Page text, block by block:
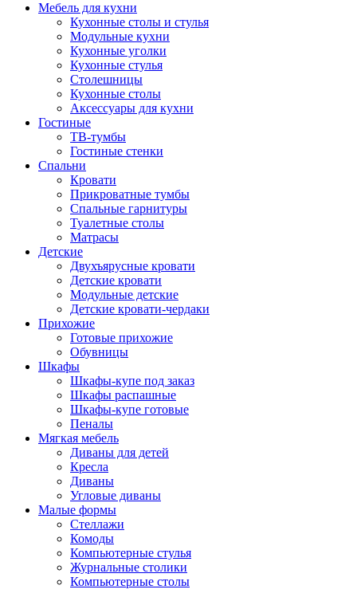
Мебель для кухни
Кухонные столы и стулья
Модульные кухни
Кухонные уголки
Кухонные стулья
Столешницы
Кухонные столы
Аксессуары для кухни
Гостиные
ТВ-тумбы
Гостиные стенки
Спальни
Кровати
Прикроватные тумбы
Спальные гарнитуры
Туалетные столы
Матрасы
Детские
Двухъярусные кровати
Детские кровати
Модульные детские
Детские кровати-чердаки
Прихожие
Готовые прихожие
Обувницы
Шкафы
Шкафы-купе под заказ
Шкафы распашные
Шкафы-купе готовые
Пеналы
Мягкая мебель
Диваны для детей
Кресла
Диваны
Угловые диваны
Малые формы
Стеллажи
Комоды
Компьютерные стулья
Журнальные столики
Компьютерные столы